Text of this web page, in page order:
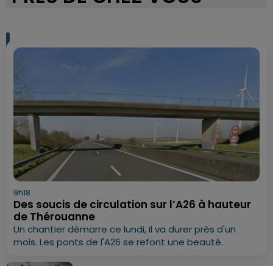
9h18
Des soucis de circulation sur l’A26 à hauteur
de Thérouanne
Un chantier démarre ce lundi, il va durer près d'un
mois. Les ponts de l'A26 se refont une beauté.